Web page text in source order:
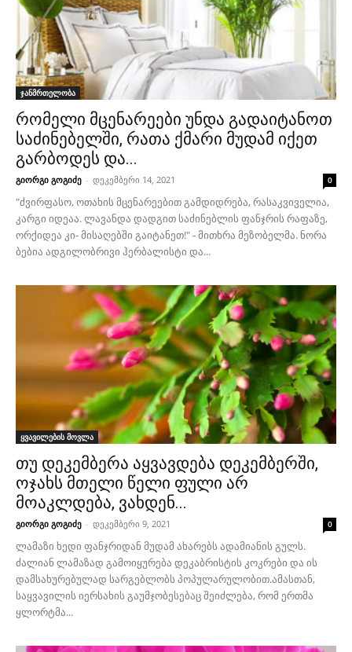
ჯანმრთელობა
რომელი მცენარეები უნდა გადაიტანოთ
საძინებელში, რათა ქმარი მუდამ იქეთ
გარბოდეს და...
გიორგი გოგიძე - დეკემბერი 14, 2021 0
"ძვირფასო, ოთახის მცენარეებით გამდიდრება, რასაკვიველია,
კარგი იდეაა. ლავანდა დადგით საძინებლის ფანჯრის რაფაზე,
ორქიდეა კი- მისაღებში გაიტანეთ!" - მითხრა მეზობელმა. ნორა
ბებია ადგილობრივი ჰერბალისტი და...
ყვავილების მოვლა
თუ დეკემბერა აყვავდება დეკემბერში,
ოჯახს მთელი წელი ფული არ
მოაკლდება, ვახდენ...
გიორგი გოგიძე - დეკემბერი 9, 2021 0
ლამაზი ხედი ფანჯრიდან მუდამ ახარებს ადამიანის გულს.
ძალიან ლამაზად გამოიყურება დეკაბრისტის კოკრები და ის
დამსახურებულად სარგებლობს პოპულარულობით.ამასთან,
საყვავილის იერსახის გაუმჯობესებაც შეიძლება, რომ ერთმა
ყლორტმა...